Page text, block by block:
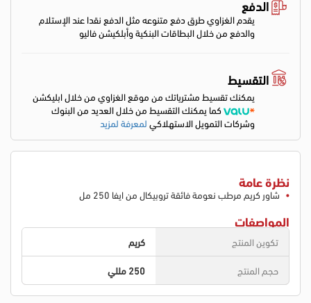
الدفع
يقدم الغزاوي طرق دفع متنوعه مثل الدفع نقدا عند الإستلام
والدفع من خلال البطاقات البنكية وأبلكيشن فاليو
التقسيط
يمكنك تقسيط مشترياتك من موقع الغزاوي من خلال ابليكشن
كما يمكنك التقسيط من خلال العديد من البنوك
وشركات التمويل الاستهلاكيلمعرفة لمزيد
نظرة عامة
شاور كريم مرطب نعومة فائقة تروبيكال من ايفا 250 مل
المواصفات
تكوين المنتج
كريم
حجم المنتج
250 مللي